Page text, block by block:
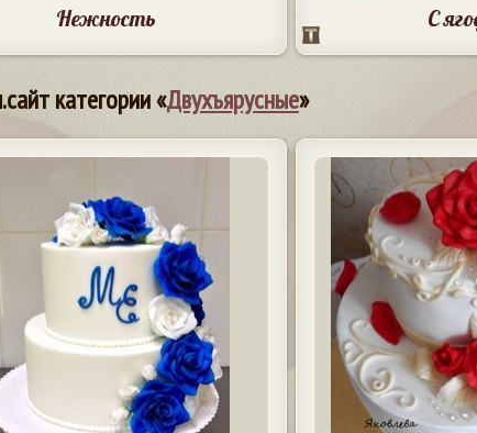
Нежность С
категории «Двухъярусные»